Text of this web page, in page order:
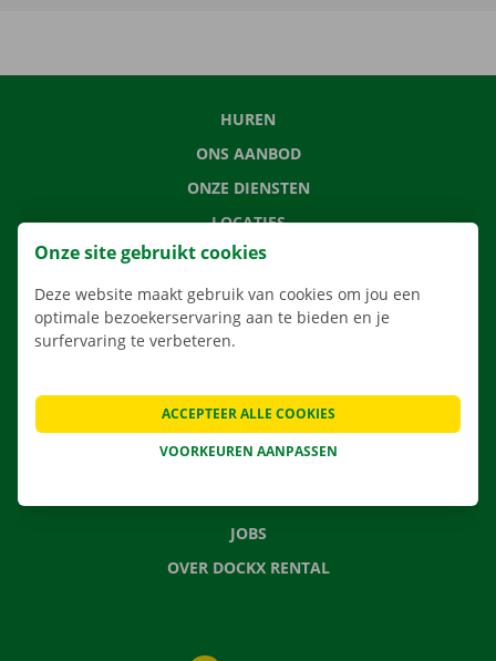
HUREN
ONS AANBOD
ONZE DIENSTEN
LOCATIES
APP
VERHUISOPLOSSINGEN
CONTACTEER ONS
VEELGESTELDE VRAGEN
JOBS
OVER DOCKX RENTAL
Onze site gebruikt cookies
Deze website maakt gebruik van cookies om jou een
optimale bezoekerservaring aan te bieden en je
surfervaring te verbeteren.
VOORKEUREN AANPASSEN
ACCEPTEER ALLE COOKIES